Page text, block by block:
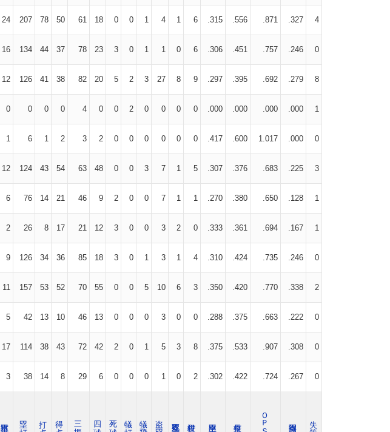
24 207 78 50 61 18 0 0 1 4 1 6 .315 .556 .871 .327 4
16 134 44 37 78 23 3 0 1 1 0 6 .306 .451 .757 .246 0
12 126 41 38 82 20 5 2 3 27 8 9 .297 .395 .692 .279 8
0 0 0 0 4 0 0 2 0 0 0 0 .000 .000 .000 .000 1
1 6 1 2 3 2 0 0 0 0 0 0 .417 .600 1.017 .000 0
12 124 43 54 63 48 0 0 3 7 1 5 .307 .376 .683 .225 3
6 76 14 21 46 9 2 0 0 7 1 1 .270 .380 .650 .128 1
2 26 8 17 21 12 3 0 0 3 2 0 .333 .361 .694 .167 1
9 126 34 36 85 18 3 0 1 3 1 4 .310 .424 .735 .246 0
11 157 53 52 70 55 0 0 5 10 6 3 .350 .420 .770 .338 2
5 42 13 10 46 13 0 0 0 3 0 0 .288 .375 .663 .222 0
17 114 38 43 72 42 2 0 1 5 3 8 .375 .533 .907 .308 0
3 38 14 8 29 6 0 0 0 1 0 2 .302 .422 .724 .267 0
ＯＰＳ